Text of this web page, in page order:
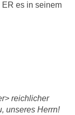
ER es in seinem
reichlicher
unseres Herrn!